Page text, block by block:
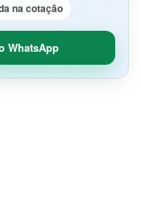
na cotação
WhatsApp